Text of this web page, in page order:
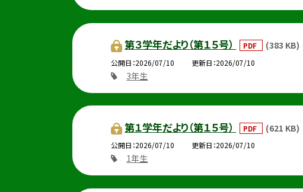
第３学年だより（第１５号） PDF (383 KB)
公開日 2026/07/10 更新日 2026/07/10
3年生
第１学年だより（第１５号） PDF (621 KB)
公開日 2026/07/10 更新日 2026/07/10
1年生